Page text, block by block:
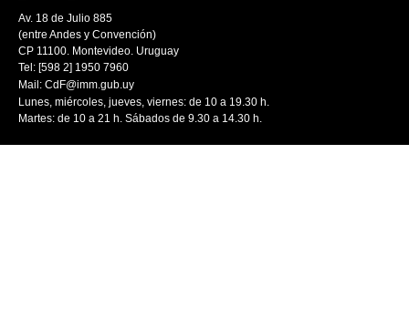
Av. 18 de Julio 885
(entre Andes y Convención)
CP 11100. Montevideo. Uruguay
Tel: [598 2] 1950 7960
Mail: CdF@imm.gub.uy
Lunes, miércoles, jueves, viernes: de 10 a 19.30 h.
Martes: de 10 a 21 h. Sábados de 9.30 a 14.30 h.